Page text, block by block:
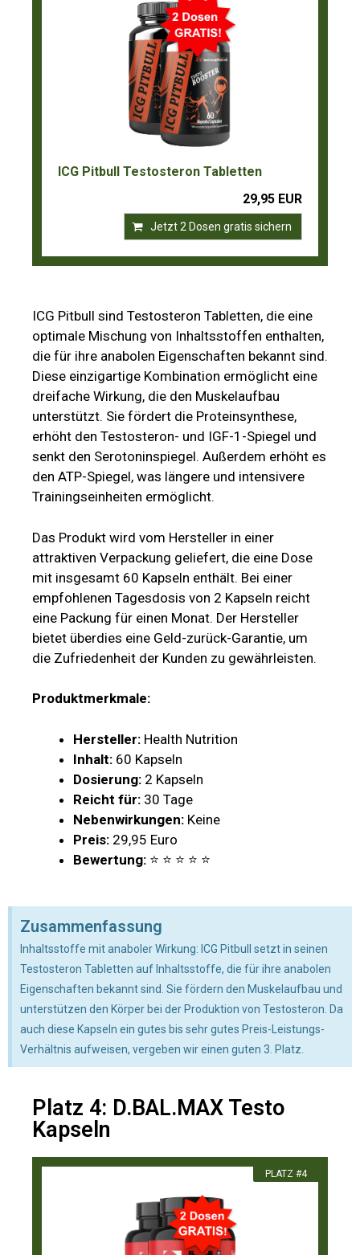
ICG Pitbull Testosteron Tabletten
29,95 EUR
Jetzt 2 Dosen gratis sichern
ICG Pitbull sind Testosteron Tabletten, die eine
optimale Mischung von Inhaltsstoffen enthalten,
die für ihre anabolen Eigenschaften bekannt sind.
Diese einzigartige Kombination ermöglicht eine
dreifache Wirkung, die den Muskelaufbau
unterstützt. Sie fördert die Proteinsynthese,
erhöht den Testosteron- und IGF-1-Spiegel und
senkt den Serotoninspiegel. Außerdem erhöht es
den ATP-Spiegel, was längere und intensivere
Trainingseinheiten ermöglicht.
Das Produkt wird vom Hersteller in einer
attraktiven Verpackung geliefert, die eine Dose
mit insgesamt 60 Kapseln enthält. Bei einer
empfohlenen Tagesdosis von 2 Kapseln reicht
eine Packung für einen Monat. Der Hersteller
bietet überdies eine Geld-zurück-Garantie, um
die Zufriedenheit der Kunden zu gewährleisten.
Produktmerkmale:
Hersteller: Health Nutrition
Inhalt: 60 Kapseln
Dosierung: 2 Kapseln
Reicht für: 30 Tage
Nebenwirkungen: Keine
Preis: 29,95 Euro
Bewertung: ⭐ ⭐ ⭐ ⭐ ⭐
Zusammenfassung
Inhaltsstoffe mit anaboler Wirkung: ICG Pitbull setzt in seinen
Testosteron Tabletten auf Inhaltsstoffe, die für ihre anabolen
Eigenschaften bekannt sind. Sie fördern den Muskelaufbau und
unterstützen den Körper bei der Produktion von Testosteron. Da
auch diese Kapseln ein gutes bis sehr gutes Preis-Leistungs-
Verhältnis aufweisen, vergeben wir einen guten 3. Platz.
Platz 4: D.BAL.MAX Testo
Kapseln
PLATZ #4